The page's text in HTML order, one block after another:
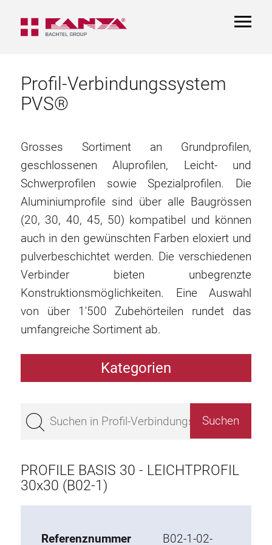
Profil-Verbindungssystem
PVS®
Grosses Sortiment an Grundprofilen,
geschlossenen Aluprofilen, Leicht- und
Schwerprofilen sowie Spezialprofilen. Die
Aluminiumprofile sind über alle Baugrössen
(20, 30, 40, 45, 50) kompatibel und können
auch in den gewünschten Farben eloxiert und
pulverbeschichtet werden. Die verschiedenen
Verbinder bieten unbegrenzte
Konstruktionsmöglichkeiten. Eine Auswahl
von über 1'500 Zubehörteilen rundet das
umfangreiche Sortiment ab.
Kategorien
Bestseller
Profile Basis 45
Profile Basis 40
PROFILE BASIS 30 - LEICHTPROFIL
30x30 (B02-1)
Referenznummer
B02-1-02-